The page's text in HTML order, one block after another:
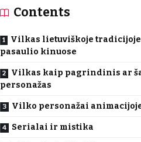
Contents
Vilkas lietuviškoje
pasaulio kinuose
Vilkas kaip pagrindinis ar
personažas
Vilko personažai
Serialai ir mistika